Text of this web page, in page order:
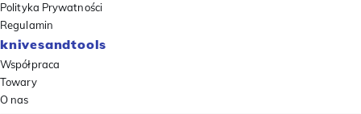
Polityka Prywatności
Regulamin
knivesandtools
Współpraca
Towary
O nas